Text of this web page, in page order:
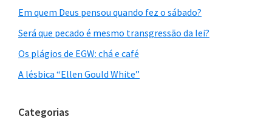
Em quem Deus pensou quando fez o sábado?
Será que pecado é mesmo transgressão da lei?
Os plágios de EGW: chá e café
A lésbica “Ellen Gould White”
Categorias